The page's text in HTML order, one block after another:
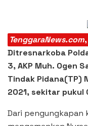
TenggaraNews.com
Ditresnarkoba
3, AKP Muh. Ogen
Tindak Pidana(TP)
2021, sekitar pukul
Dari pengungkapan